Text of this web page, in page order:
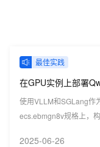
最佳实践
在GPU实例上部署
使用VLLM和SGLang作
ecs.ebmgn8v规格上，
2025-06-26